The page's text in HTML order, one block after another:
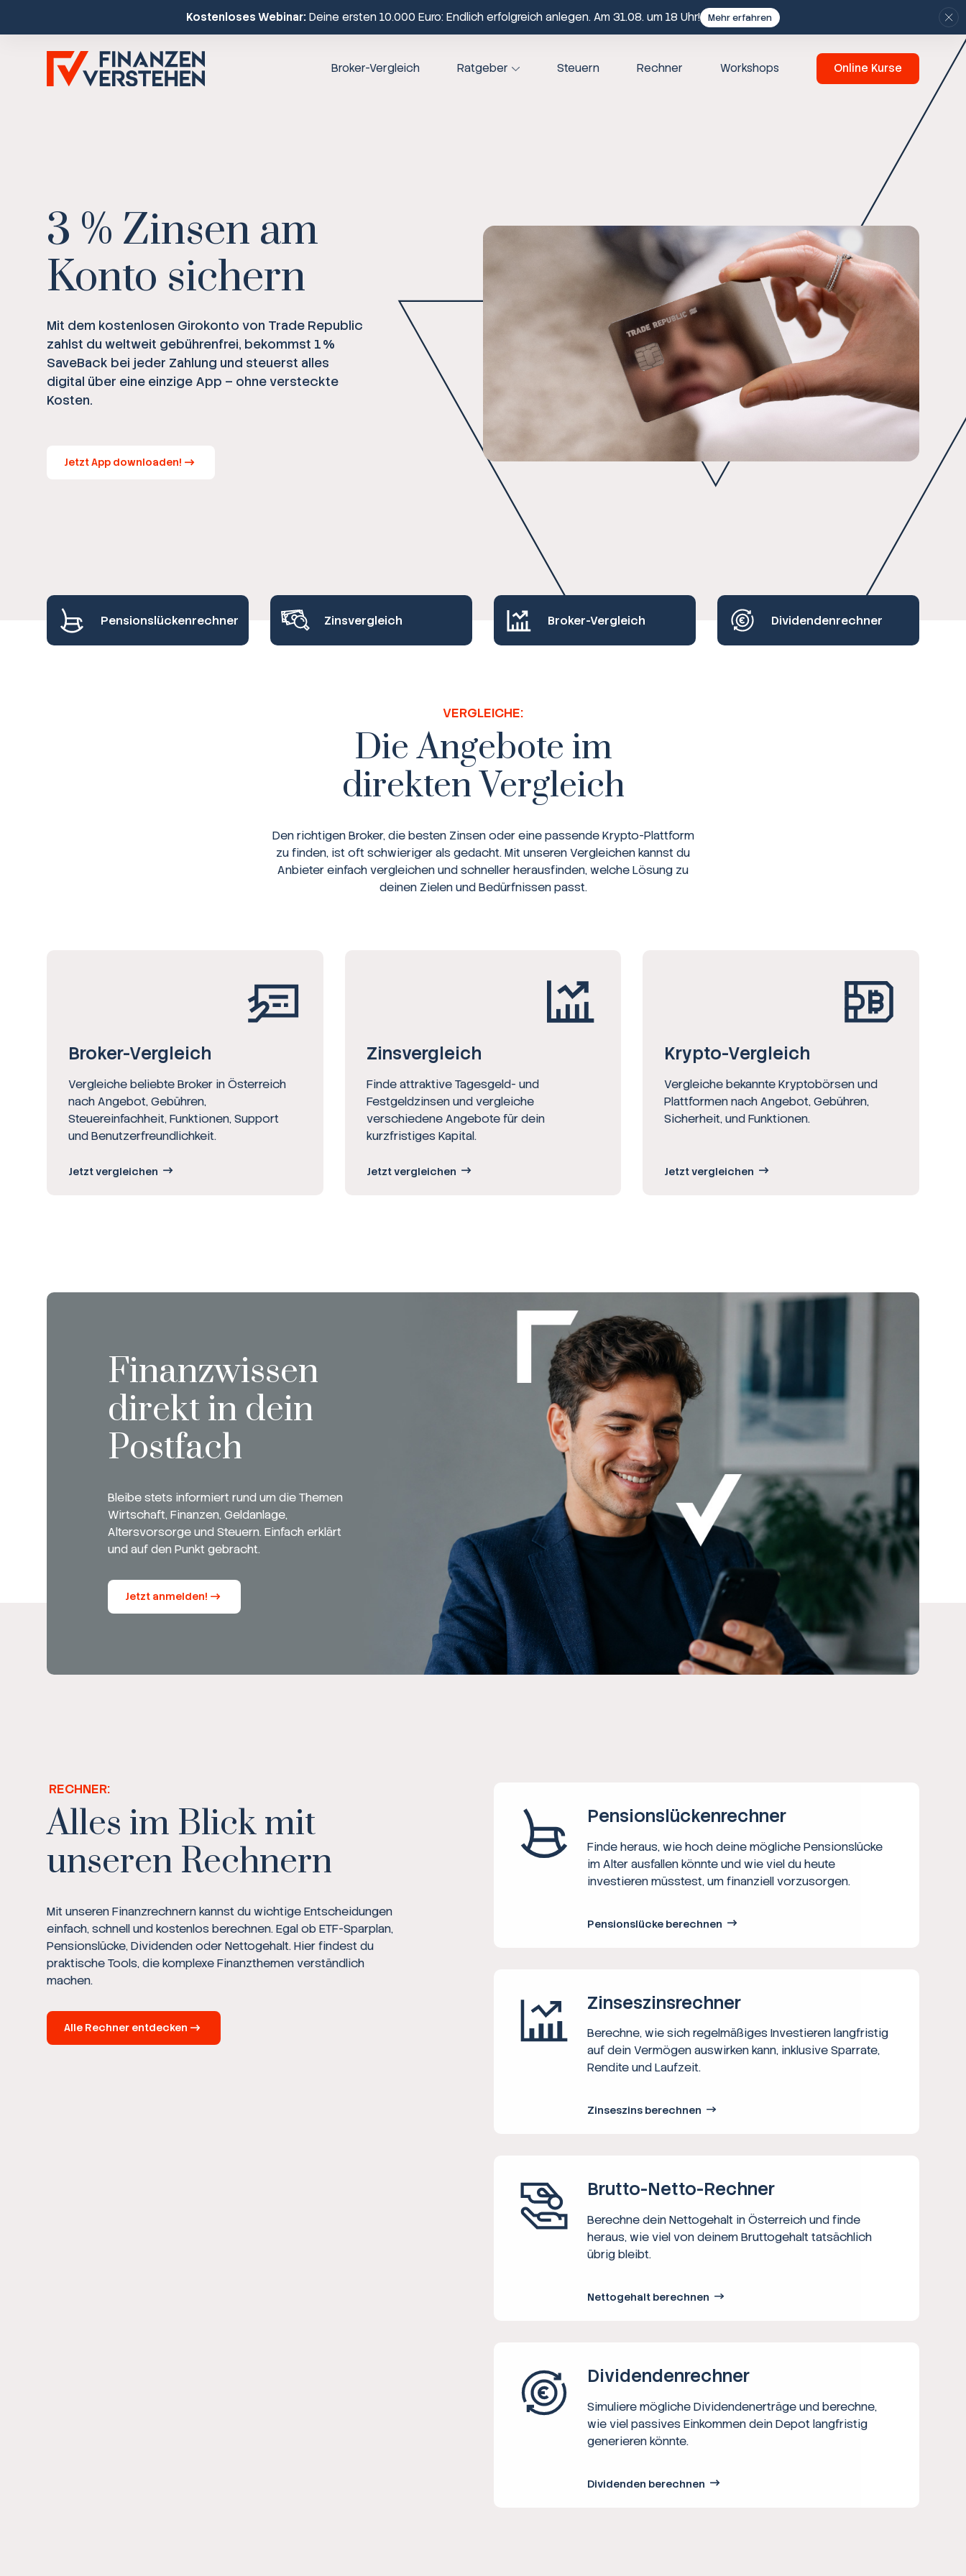
Kostenloses Webinar: Deine ersten 10.000 Euro: Endlich erfolgreich anlegen. Am 31.08. um 18 Uhr! Mehr erfahren
Broker-Vergleich Ratgeber Steuern Rechner Workshops Online Kurse
Broker-Vergleich
Zinsvergleich
Ratgeber
Steuern
3 % Zinsen am
Konto sichern
Mit dem kostenlosen Girokonto von Trade Republic
zahlst du weltweit gebührenfrei, bekommst 1 %
SaveBack bei jeder Zahlung und steuerst alles
digital über eine einzige App – ohne versteckte
Kosten.
Jetzt App downloaden!
Pensionslückenrechner Zinsvergleich Broker-Vergleich Dividendenrechner
VERGLEICHE:
Die Angebote im
direkten Vergleich
Den richtigen Broker, die besten Zinsen oder eine passende Krypto-Plattform
zu finden, ist oft schwieriger als gedacht. Mit unseren Vergleichen kannst du
Anbieter einfach vergleichen und schneller herausfinden, welche Lösung zu
deinen Zielen und Bedürfnissen passt.
Broker-Vergleich
Vergleiche beliebte Broker in Österreich
nach Angebot, Gebühren,
Steuereinfachheit, Funktionen, Support
und Benutzerfreundlichkeit.
Jetzt vergleichen
Zinsvergleich
Finde attraktive Tagesgeld- und
Festgeldzinsen und vergleiche
verschiedene Angebote für dein
kurzfristiges Kapital.
Jetzt vergleichen
Krypto-Vergleich
Vergleiche bekannte Kryptobörsen und
Plattformen nach Angebot, Gebühren,
Sicherheit, und Funktionen.
Jetzt vergleichen
Finanzwissen
direkt in dein
Postfach
Bleibe stets informiert rund um die Themen
Wirtschaft, Finanzen, Geldanlage,
Altersvorsorge und Steuern. Einfach erklärt
und auf den Punkt gebracht.
Jetzt anmelden!
RECHNER:
Alles im Blick mit
unseren Rechnern
Mit unseren Finanzrechnern kannst du wichtige Entscheidungen
einfach, schnell und kostenlos berechnen. Egal ob ETF-Sparplan,
Pensionslücke, Dividenden oder Nettogehalt. Hier findest du
praktische Tools, die komplexe Finanzthemen verständlich
machen.
Alle Rechner entdecken
Pensions­lücken­rechner
Finde heraus, wie hoch deine mögliche Pensionslücke
im Alter ausfallen könnte und wie viel du heute
investieren müsstest, um finanziell vorzusorgen.
Pensionslücke berechnen
Zinseszins­rechner
Berechne, wie sich regelmäßiges Investieren langfristig
auf dein Vermögen auswirken kann, inklusive Sparrate,
Rendite und Laufzeit.
Zinseszins berechnen
Brutto-Netto-­Rechner
Berechne dein Nettogehalt in Österreich und finde
heraus, wie viel von deinem Bruttogehalt tatsächlich
übrig bleibt.
Nettogehalt berechnen
Dividenden­rechner
Simuliere mögliche Dividendenerträge und berechne,
wie viel passives Einkommen dein Depot langfristig
generieren könnte.
Dividenden berechnen